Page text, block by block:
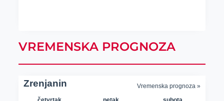
VREMENSKA PROGNOZA